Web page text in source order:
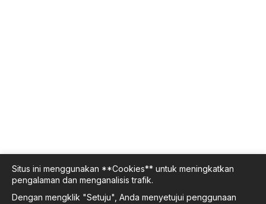
Situs ini menggunakan **Cookies** untuk meningkatkan
pengalaman dan menganalisis trafik.
Dengan mengklik "Setuju", Anda menyetujui penggunaan